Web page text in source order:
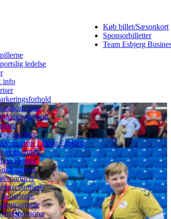
Køb billet/Sæsonkort
Sponsorbilletter
Team Esbjerg
ledelse
info
info
sponsor i Team Esbjerg
Partner
partnere